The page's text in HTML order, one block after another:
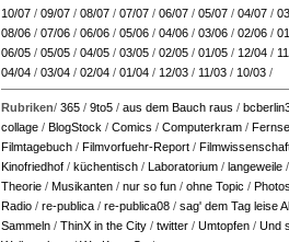
10/07 / 09/07 / 08/07 / 07/07 / 06/07 / 05/07 / 04/07 /
08/06 / 07/06 / 06/06 / 05/06 / 04/06 / 03/06 / 02/06 /
06/05 / 05/05 / 04/05 / 03/05 / 02/05 / 01/05 / 12/04 /
04/04 / 03/04 / 02/04 / 01/04 / 12/03 / 11/03 / 10/03 /
Rubriken/ 365 / 9to5 / aus dem Bauch raus /
collage / BlogStock / Comics / Computerkram /
Filmtagebuch / Filmvorfuehr-Report /
Kinofriedhof / küchentisch / Laboratorium / langeweile /
Theorie / Musikanten / nur so fun / ohne Topic / Photos
Radio / re-publica / re-publica08 / sag' dem Tag leise
Sammeln / ThinX in the City / twitter / Umtopfen / Und